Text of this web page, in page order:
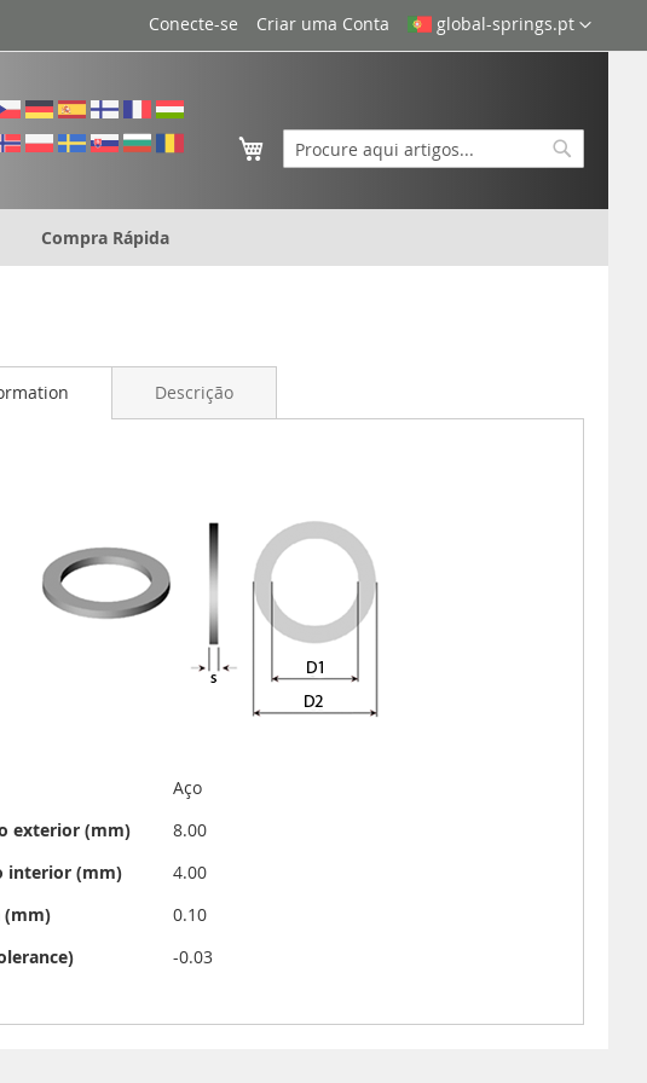
Idiomaglobal-springs.pt
Conecte-se Criar uma Conta
O Meu Carrinho
Search
Compra Rápida
Aço
exterior (mm)
8.00
interior (mm)
4.00
(mm)
0.10
-0.03
Descrição